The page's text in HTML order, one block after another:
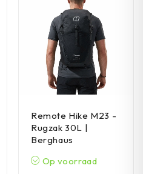
Remote Hike M23 -
Rugzak 30L |
Berghaus
Op voorraad